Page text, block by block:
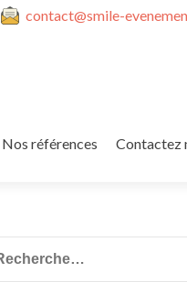
contact@smile-
Nos références Contactez